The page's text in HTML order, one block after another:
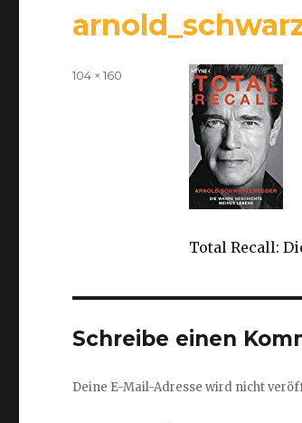
Total Recall:
Volle
104 × 160
Schreibe einen
Deine E-Mail-Adresse wird nicht